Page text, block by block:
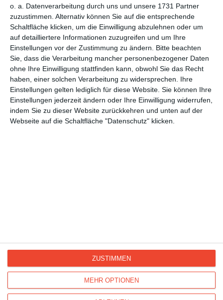
o. a. Datenverarbeitung durch uns und unsere 1731 Partner
zuzustimmen. Alternativ können Sie auf die entsprechende
Schaltfläche klicken, um die Einwilligung abzulehnen oder um
auf detailliertere Informationen zuzugreifen und um Ihre
Einstellungen vor der Zustimmung zu ändern.
Bitte beachten
Sie, dass die Verarbeitung mancher personenbezogener Daten
ohne Ihre Einwilligung stattfinden kann, obwohl Sie das Recht
haben, einer solchen Verarbeitung zu widersprechen. Ihre
Einstellungen gelten lediglich für diese Website. Sie können Ihre
Einstellungen jederzeit ändern oder Ihre Einwilligung widerrufen,
indem Sie zu dieser Website zurückkehren und unten auf der
Webseite auf die Schaltfläche "Datenschutz" klicken.
MEHR OPTIONEN
ZUSTIMMEN
Familie
für Väter
für Mütter
für Großeltern
Ehrentage
Namenstag
Großmuttertag
Muttertag
Glückwünsche
Kisseo©